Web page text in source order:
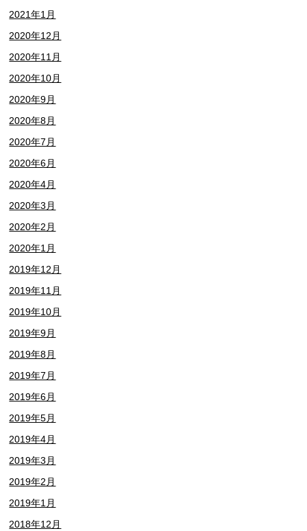
2021年1月
2020年12月
2020年11月
2020年10月
2020年9月
2020年8月
2020年7月
2020年6月
2020年4月
2020年3月
2020年2月
2020年1月
2019年12月
2019年11月
2019年10月
2019年9月
2019年8月
2019年7月
2019年6月
2019年5月
2019年4月
2019年3月
2019年2月
2019年1月
2018年12月